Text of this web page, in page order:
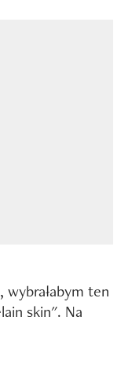
wybrałabym ten
skin". Na